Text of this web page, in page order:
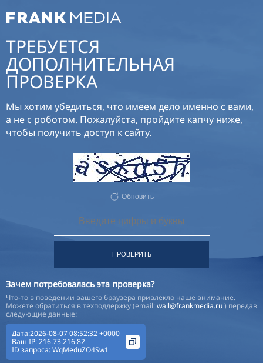
ТРЕБУЕТСЯ
ДОПОЛНИТЕЛЬНАЯ
ПРОВЕРКА
Мы хотим убедиться, что имеем дело именно с вами,
а не с роботом. Пожалуйста, пройдите капчу ниже,
чтобы получить доступ к сайту.
Обновить
ПРОВЕРИТЬ
Зачем потребовалась эта проверка?
Что-то в поведении вашего браузера привлекло наше внимание.
Можете обратиться в техподдержку (email:wall@frankmedia.ru) передав
следующие данные:
Дата:2026-08-07 08:52:32 +0000
Ваш IP:216.73.216.82
ID запроса:WqMeduZO4Sw1